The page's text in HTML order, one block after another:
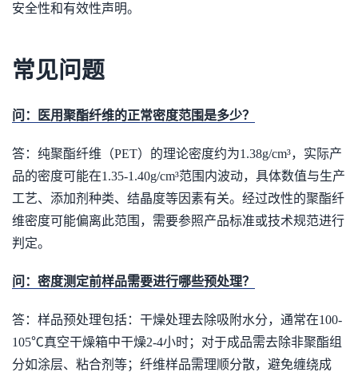
安全性和有效性声明。
常见问题
问：医用聚酯纤维的正常密度范围是多少？
答：纯聚酯纤维（PET）的理论密度约为1.38g/cm³，实际产
品的密度可能在1.35-1.40g/cm³范围内波动，具体数值与生产
工艺、添加剂种类、结晶度等因素有关。经过改性的聚酯纤
维密度可能偏离此范围，需要参照产品标准或技术规范进行
判定。
问：密度测定前样品需要进行哪些预处理？
答：样品预处理包括：干燥处理去除吸附水分，通常在100-
105℃真空干燥箱中干燥2-4小时；对于成品需去除非聚酯组
分如涂层、粘合剂等；纤维样品需理顺分散，避免缠绕成